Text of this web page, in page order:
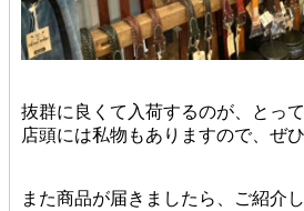
抜群に良くて入荷するのが、とっ
店頭には私物もありますので、ぜ
また商品が届きましたら、ご紹介